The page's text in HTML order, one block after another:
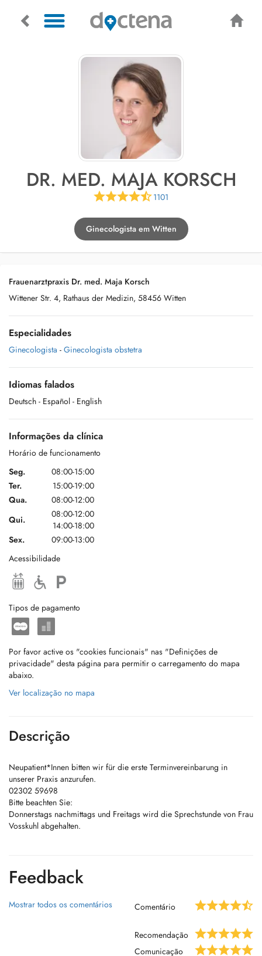
DR. MED. MAJA KORSCH
1101
Ginecologista em Witten
Frauenarztpraxis Dr. med. Maja Korsch
Wittener Str. 4, Rathaus der Medizin, 58456 Witten
Especialidades
Ginecologista - Ginecologista obstetra
Idiomas falados
Deutsch - Español - English
Informações da clínica
Horário de funcionamento
Seg.
08:00-15:00
Ter.
15:00-19:00
Qua.
08:00-12:00
Qui.
08:00-12:00
14:00-18:00
Sex.
09:00-13:00
Acessibilidade
Tipos de pagamento
Por favor active os "cookies funcionais" nas "Definições de
privacidade" desta página para permitir o carregamento do mapa
abaixo.
Ver localização no mapa
Descrição
Neupatient*Innen bitten wir für die erste Terminvereinbarung in
unserer Praxis anzurufen.
02302 59698
Bitte beachten Sie:
Donnerstags nachmittags und Freitags wird die Sprechstunde von Frau
Vosskuhl abgehalten.
Feedback
Mostrar todos os comentários Comentário
Recomendação
Comunicação